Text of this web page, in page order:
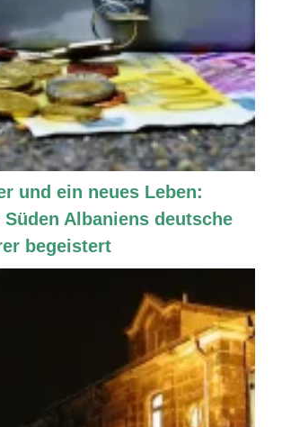
und ein neues Leben:
Süden Albaniens deutsche
begeistert